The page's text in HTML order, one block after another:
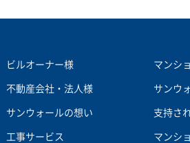
ビルオーナー様 マンシ
不動産会社・法人様 サンウ
サンウォールの想い 支持さ
工事サービス マンシ